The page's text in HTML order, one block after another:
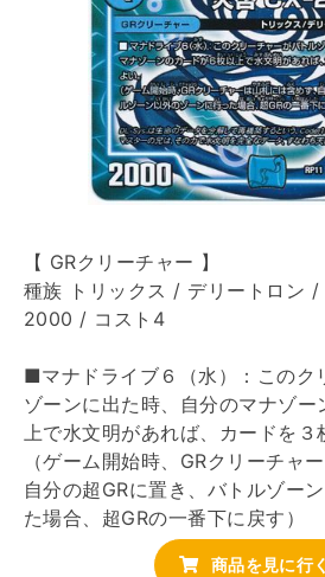
【 GRクリーチャー 】
種族 トリックス / デリートロン
2000 / コスト4
■マナドライブ６（水）：このク
ゾーンに出た時、自分のマナゾー
上で水文明があれば、カードを３
（ゲーム開始時、GRクリーチャ
自分の超GRに置き、バトルゾー
た場合、超GRの一番下に戻す）
商品を見に行